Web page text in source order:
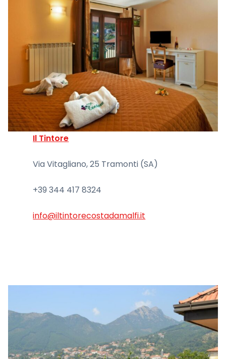
Il Tintore
Via Vitagliano, 25 Tramonti (SA)
+39 344 417 8324
info@iltintorecostadamalfi.it